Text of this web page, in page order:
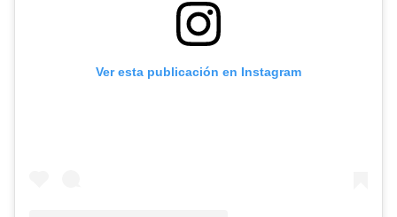
Ver esta publicación en Instagram